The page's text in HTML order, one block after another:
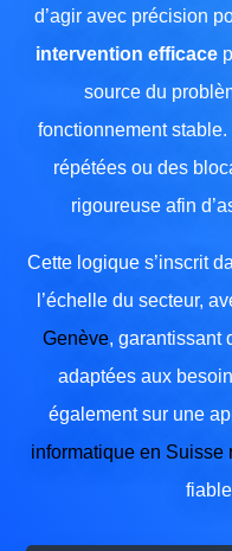
d’agir avec précision
intervention efficace
source du
fonctionnement
répétées ou des
rigoureuse afin
Cette logique s’inscrit
l’échelle du secteur,
Genève, garantissant
adaptées aux
également sur une
informatique en Suisse